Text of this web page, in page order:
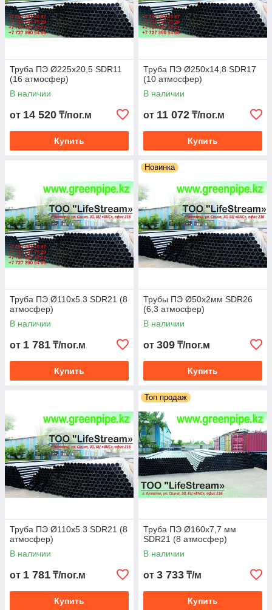
Труба ПЭ Ø225х20,5 SDR11
(16 атмосфер)
В наличии
от 14 520 ₸/пог.м
Купить
Труба ПЭ Ø250х14,8 SDR17
(10 атмосфер)
В наличии
от 11 072 ₸/пог.м
Купить
Труба ПЭ Ø110х5.3 SDR21 (8
атмосфер)
В наличии
от 1 781 ₸/пог.м
Купить
Новинка
Трубы ПЭ Ø50х2мм SDR26
(6,3 атмосфер)
В наличии
от 309 ₸/пог.м
Купить
Труба ПЭ Ø110х5.3 SDR21 (8
атмосфер)
В наличии
от 1 781 ₸/пог.м
Купить
Топ продаж
Труба ПЭ Ø160х7,7 мм
SDR21 (8 атмосфер)
В наличии
от 3 733 ₸/м
Купить